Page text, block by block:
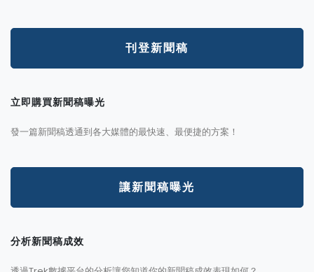
刊登新聞稿
立即購買新聞稿曝光
發一篇新聞稿透通到各大媒體的最快速、最便捷的方案！
讓新聞稿曝光
分析新聞稿成效